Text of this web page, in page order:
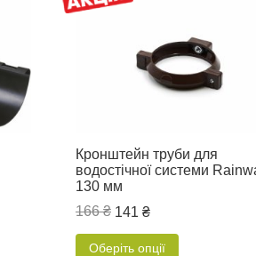
Кронштейн труби для
водостічної системи
130 мм
166 ₴ 141 ₴
Оберіть опції